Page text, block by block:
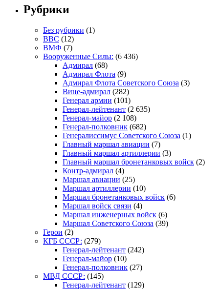
Рубрики
Без рубрики (1)
ВВС (12)
ВМФ (7)
Вооруженные Силы: (6 436)
Адмирал (68)
Адмирал Флота (9)
Адмирал Флота Советского Союза (3)
Вице-адмирал (282)
Генерал армии (101)
Генерал-лейтенант (2 635)
Генерал-майор (2 108)
Генерал-полковник (682)
Генералиссимус Советского Союза (1)
Главный маршал авиации (7)
Главный маршал артиллерии (3)
Главный маршал бронетанковых войск (2)
Контр-адмирал (4)
Маршал авиации (25)
Маршал артиллерии (10)
Маршал бронетанковых войск (6)
Маршал войск связи (4)
Маршал инженерных войск (6)
Маршал Советского Союза (39)
Герои (2)
КГБ СССР: (279)
Генерал-лейтенант (242)
Генерал-майор (10)
Генерал-полковник (27)
МВД СССР: (145)
Генерал-лейтенант (129)